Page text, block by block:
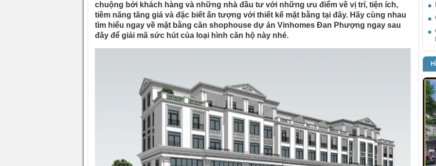
chuộng bởi khách hàng và những nhà đầu tư với những ưu điểm về vị trí, tiện ích,
tiềm năng tăng giá và đặc biết ấn tượng với thiết kế mặt bằng tại đây. Hãy cùng nhau
tìm hiểu ngay về mặt bằng căn shophouse dự án Vinhomes Đan Phượng ngay sau
đây để giải mã sức hút của loại hình căn hộ này nhé.